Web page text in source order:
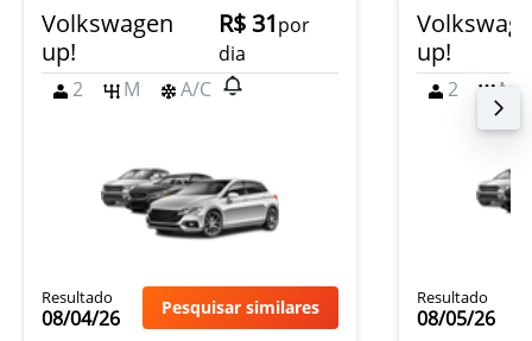
Volkswagen
up!
R$ 31por
dia
2
M A/C
Resultado
08/04/26 Pesquisar similares
up!
2 M
Resultado
08/05/26